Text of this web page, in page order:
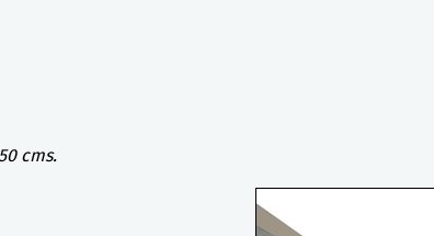
cms.